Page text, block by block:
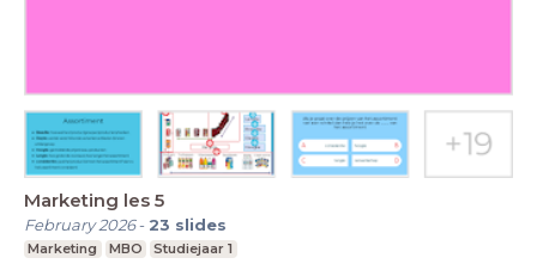
Marketing les 5
February 2026- 23 slides
Marketing MBO Studiejaar 1